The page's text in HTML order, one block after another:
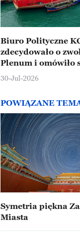
Biuro Polityczne
zdecydowało o
Plenum i omówiło
gospodarki
30-Jul-2026
POWIĄZANE
Symetria piękna
Miasta